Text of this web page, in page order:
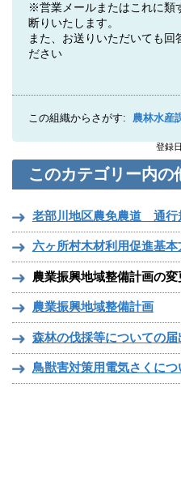
※営業メールまたはこれに類
断りいたします。
また、お送りいただいても回
ださい
この組織からさがす: 農林水産
登録
このカテゴリー内の
老部川地区農免農道 通行
六ヶ所村木材利用促進基
農業振興地域整備計画の変
農業振興地域整備計画
森林の伐採等についての届
鳥獣害対策用電気さくにつ